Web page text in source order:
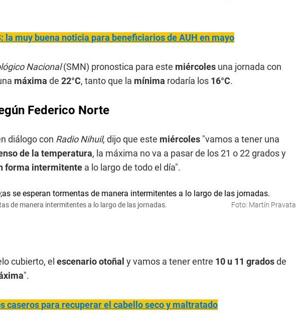
la muy buena noticia para beneficiarios de AUH en mayo
Nacional(SMN) pronostica para este miércoles una jornada con
máxima de 22°C, tanto que la mínima rodaría los 16°C.
Federico Norte
diálogo con Radio Nihuil, dijo que este miércoles "vamos a tener una
de la temperatura, la máxima no va a pasar de los 21 o 22 grados y
forma intermitente a lo largo de todo el día".
de manera intermitentes a lo largo de las jornadas. Foto: Martín Pravata
cubierto, el escenario otoñal y vamos a tener entre 10 u 11 gradosde
".
caseros para recuperar el cabello seco y maltratado